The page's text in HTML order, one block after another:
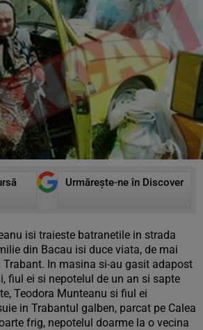
Urmărește-ne în Discover
isi traieste batranetile in strada
din Bacau isi duce viata, de mai
Trabant. In masina si-au gasit adapost
fiul ei si nepotelul de un an si sapte
Teodora Munteanu si fiul ei
in Trabantul galben, parcat pe Calea
frig, nepotelul doarme la o vecina